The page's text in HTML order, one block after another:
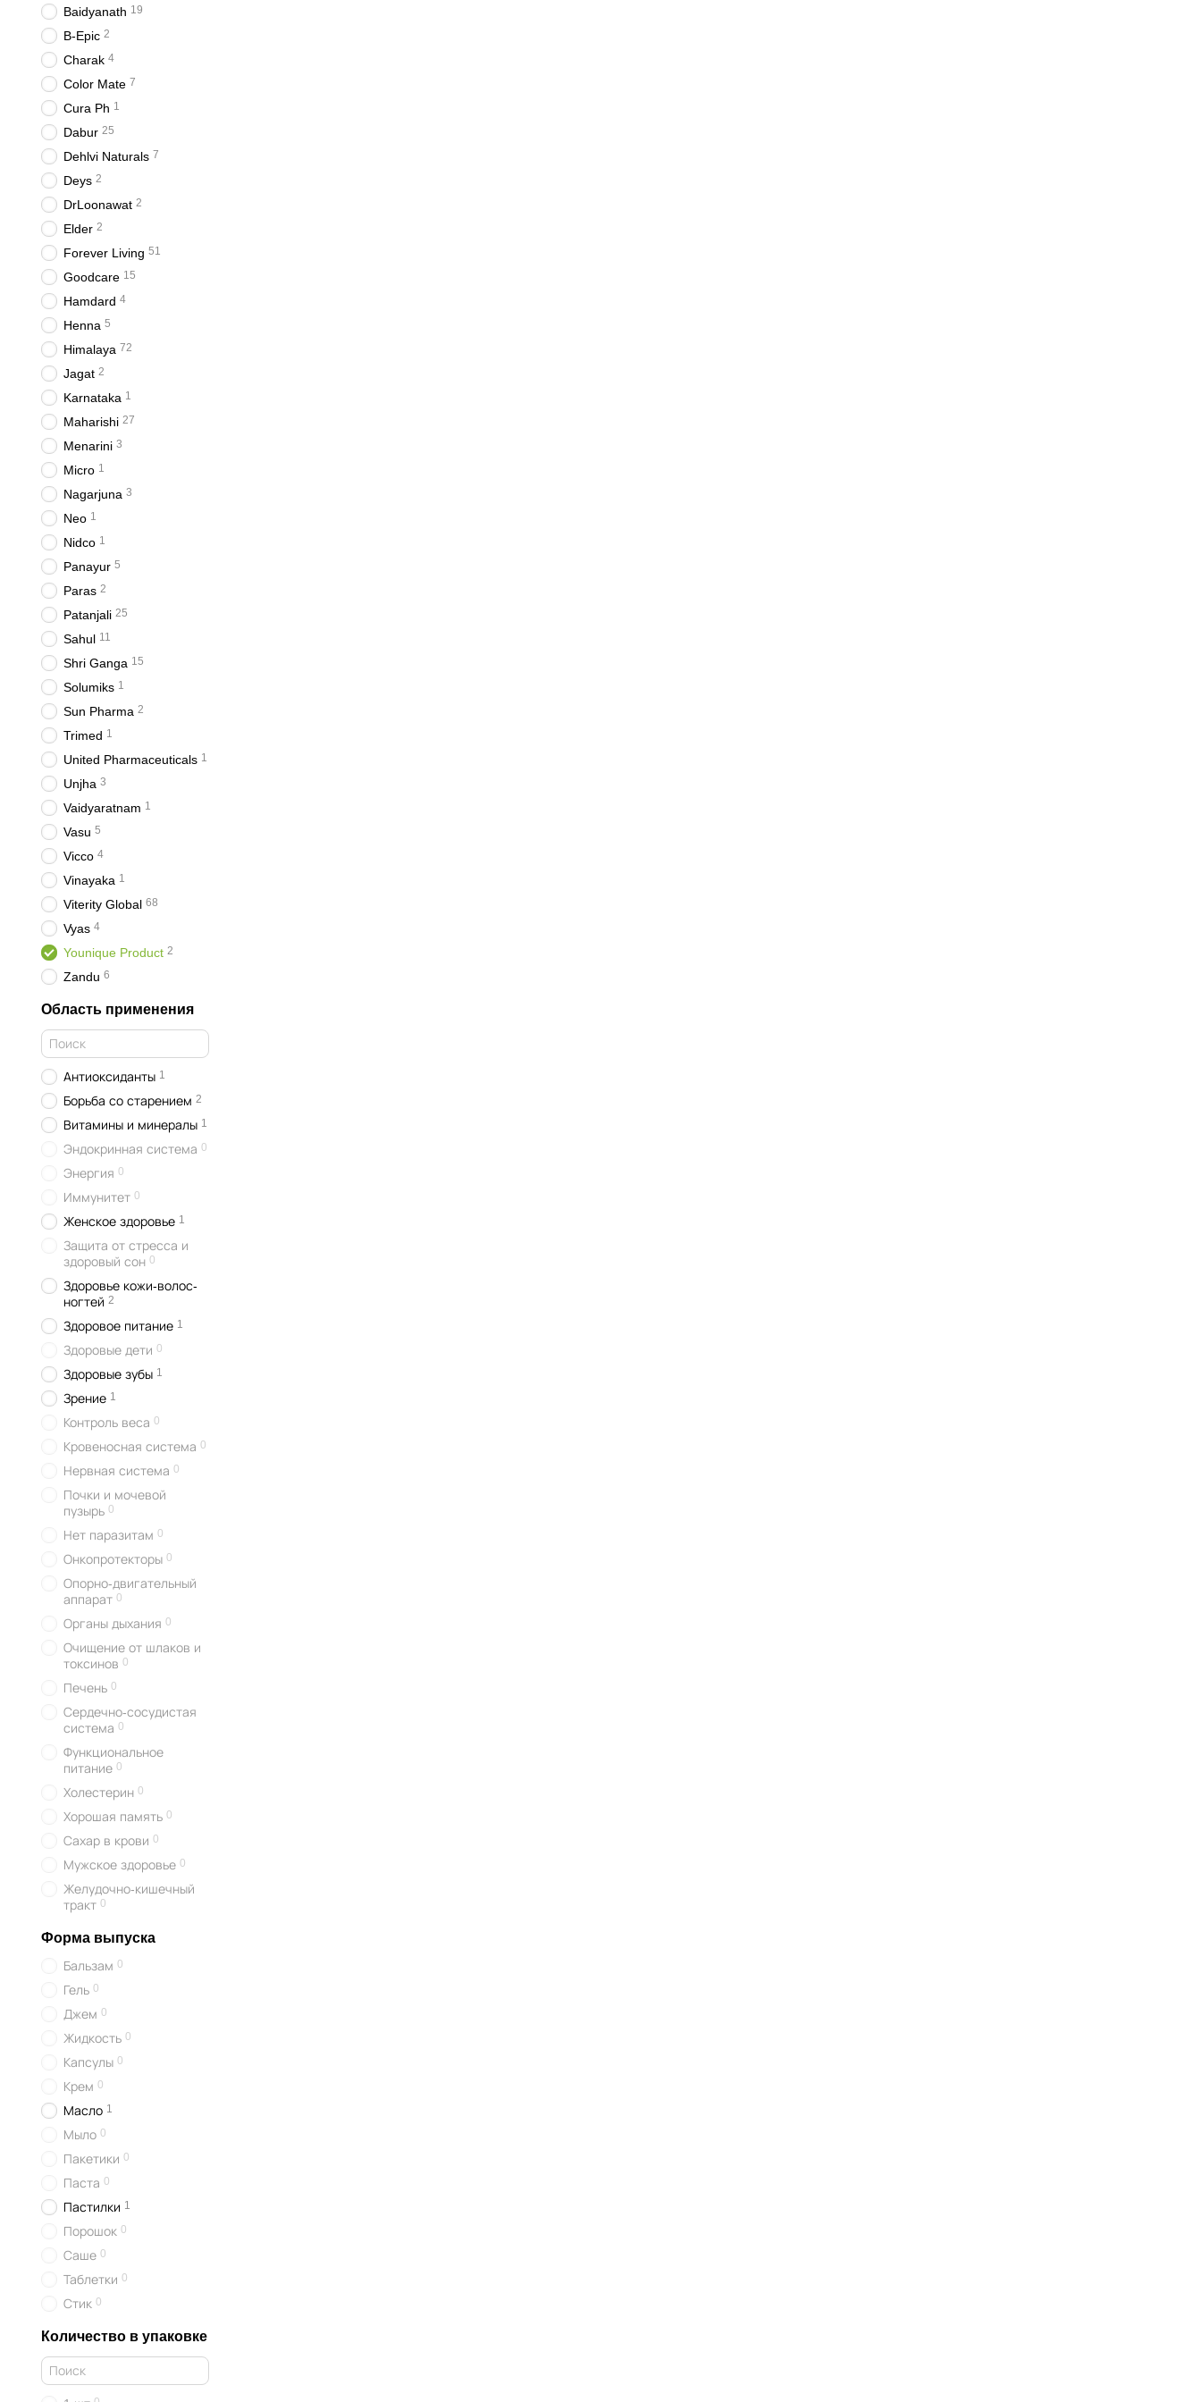
Baidyanath 19
B-Epic 2
Charak 4
Color Mate 7
Cura Ph 1
Dabur 25
Dehlvi Naturals 7
Deys 2
DrLoonawat 2
Elder 2
Forever Living 51
Goodcare 15
Hamdard 4
Henna 5
Himalaya 72
Jagat 2
Karnataka 1
Maharishi 27
Menarini 3
Micro 1
Nagarjuna 3
Neo 1
Nidco 1
Panayur 5
Paras 2
Patanjali 25
Sahul 11
Shri Ganga 15
Solumiks 1
Sun Pharma 2
Trimed 1
United Pharmaceuticals 1
Unjha 3
Vaidyaratnam 1
Vasu 5
Vicco 4
Vinayaka 1
Viterity Global 68
Vyas 4
Younique Product 2
Zandu 6
Область применения
Антиоксиданты 1
Борьба со старением 2
Витамины и минералы 1
Эндокринная система 0
Энергия 0
Иммунитет 0
Женское здоровье 1
Защита от стресса и
здоровый сон 0
Здоровье кожи-волос-
ногтей 2
Здоровое питание 1
Здоровые дети 0
Здоровые зубы 1
Зрение 1
Контроль веса 0
Кровеносная система 0
Нервная система 0
Почки и мочевой
пузырь 0
Нет паразитам 0
Онкопротекторы 0
Опорно-двигательный
аппарат 0
Органы дыхания 0
Очищение от шлаков и
токсинов 0
Печень 0
Сердечно-сосудистая
система 0
Функциональное
питание 0
Холестерин 0
Хорошая память 0
Сахар в крови 0
Мужское здоровье 0
Желудочно-кишечный
тракт 0
Форма выпуска
Бальзам 0
Гель 0
Джем 0
Жидкость 0
Капсулы 0
Крем 0
Масло 1
Мыло 0
Пакетики 0
Паста 0
Пастилки 1
Порошок 0
Саше 0
Таблетки 0
Стик 0
Количество в упаковке